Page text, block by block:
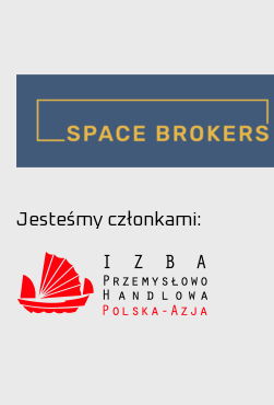
Jesteśmy członkami: